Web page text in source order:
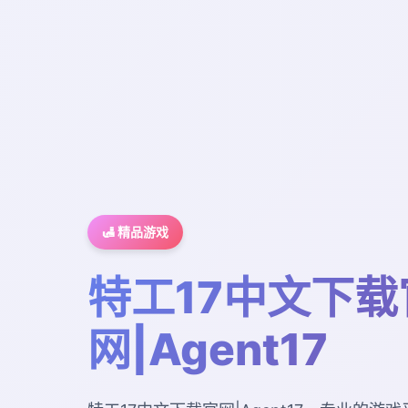
🛃 精品游戏
特工17中文下
网|Agent17